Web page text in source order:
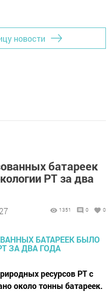
новости
батареек
РТ за два
1351 0 0
ресурсов РТ с
около тонны батареек.